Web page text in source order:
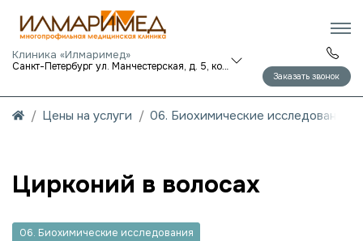
Клиника «Илмаримед»
Санкт-Петербург ул. Манчестерская, д. 5, корп. 1
Заказать звонок
Цены на услуги 06. Биохимические исследования
Цирконий в волосах
06. Биохимические исследования